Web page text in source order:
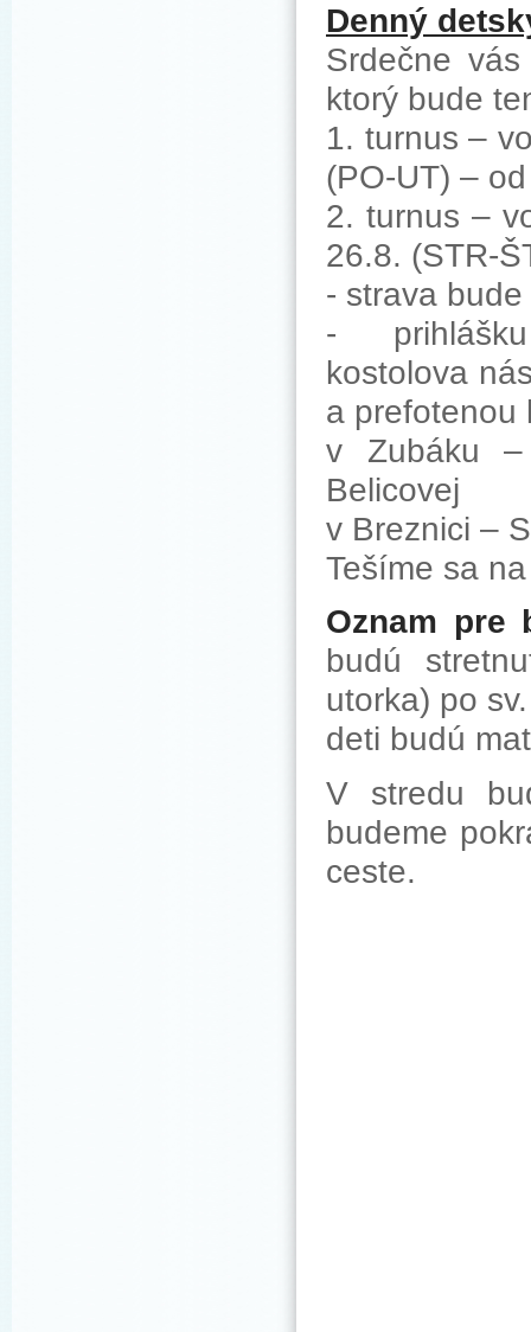
Denný
Srdečne
ktorý bude
1. turnus –
(PO-UT) –
2. turnus –
26.8. (STR-
- strava
-
kostolova
a prefotenou
v Zubáku –
Belicovej
v Breznici –
Tešíme sa
Oznam pre
budú
utorka) po
deti budú
V stredu
budeme
ceste.